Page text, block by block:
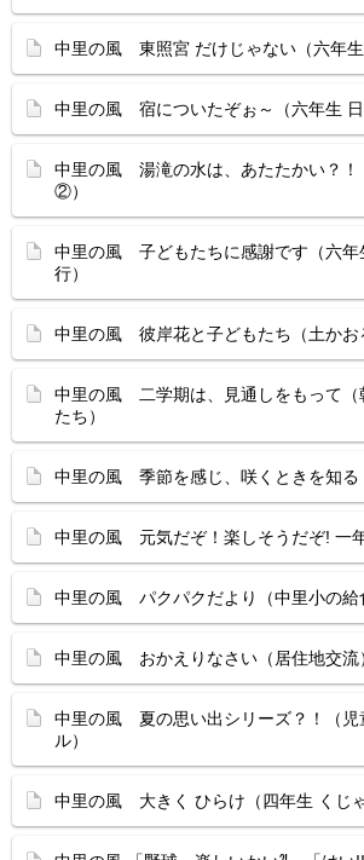
中里の風 東照宮 だけじゃない（六年
中里の風 宿についたぞぉ～（六年生
中里の風 湯滝の水は、あたたかい？！
②）
中里の風 子どもたちに感謝です（六年
行）
中里の風 彼岸花と子どもたち（土かお
中里の風 二学期は、見通しをもって（
たち）
中里の風 季節を感じ、咲くときを知る
中里の風 元気だぞ！楽しそうだぞ! 一
中里の風 パクパクだより（中里小の給
中里の風 おかえりなさい（居住地交流
中里の風 夏の思い出シリーズ？！（児
ル）
中里の風 大きく ひらけ（四年生 くじゃ